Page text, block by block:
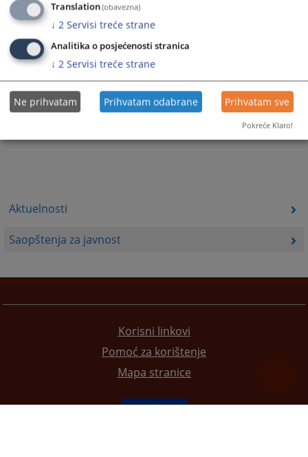
Aktuelnosti
Saopštenja za javnost
Korisni linkovi
Pomoć za korištenje
Mapa stranice
Translation(obavezna)
↓ 2 Servisi treće strane
Analitika o posjećenosti stranica
↓ 2 Servisi treće strane
Ne prihvatam Prihvatam odabrane Prihvatam sve
Pokreće Klaro!